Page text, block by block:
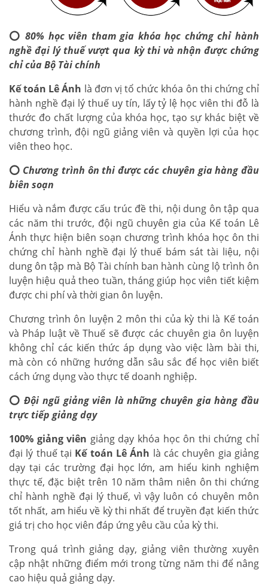
⭕ 80% học viên tham gia khóa học chứng chỉ hành
nghề đại lý thuế vượt qua kỳ thi và nhận được chứng
chỉ của Bộ Tài chính
Kế toán Lê Ánh là đơn vị tổ chức khóa ôn thi chứng chỉ
hành nghề đại lý thuế uy tín, lấy tỷ lệ học viên thi đỗ là
thước đo chất lượng của khóa học, tạo sự khác biệt về
chương trình, đội ngũ giảng viên và quyền lợi của học
viên theo học.
⭕ Chương trình ôn thi được các chuyên gia hàng đầu
biên soạn
Hiểu và nắm được cấu trúc đề thi, nội dung ôn tập qua
các năm thi trước, đội ngũ chuyên gia của Kế toán Lê
Ánh thực hiện biên soạn chương trình khóa học ôn thi
chứng chỉ hành nghề đại lý thuế bám sát tài liệu, nội
dung ôn tập mà Bộ Tài chính ban hành cùng lộ trình ôn
luyện hiệu quả theo tuần, tháng giúp học viên tiết kiệm
được chi phí và thời gian ôn luyện.
Chương trình ôn luyện 2 môn thi của kỳ thi là Kế toán
và Pháp luật về Thuế sẽ được các chuyên gia ôn luyện
không chỉ các kiến thức áp dụng vào việc làm bài thi,
mà còn có những hướng dẫn sâu sắc để học viên biết
cách ứng dụng vào thực tế doanh nghiệp.
⭕ Đội ngũ giảng viên là những chuyên gia hàng đầu
trực tiếp giảng dạy
100% giảng viên giảng dạy khóa học ôn thi chứng chỉ
đại lý thuế tại Kế toán Lê Ánh là các chuyên gia giảng
dạy tại các trường đại học lớn, am hiểu kinh nghiệm
thực tế, đặc biệt trên 10 năm thâm niên ôn thi chứng
chỉ hành nghề đại lý thuế, vì vậy luôn có chuyên môn
tốt nhất, am hiểu về kỳ thi nhất để truyền đạt kiến thức
giá trị cho học viên đáp ứng yêu cầu của kỳ thi.
Trong quá trình giảng dạy, giảng viên thường xuyên
cập nhật những điểm mới trong từng năm thi để nâng
cao hiệu quả giảng dạy.